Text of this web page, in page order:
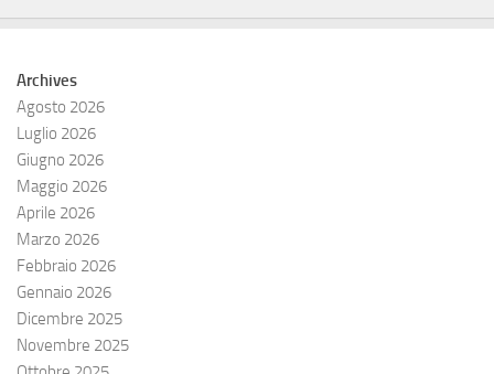
Archives
Agosto 2026
Luglio 2026
Giugno 2026
Maggio 2026
Aprile 2026
Marzo 2026
Febbraio 2026
Gennaio 2026
Dicembre 2025
Novembre 2025